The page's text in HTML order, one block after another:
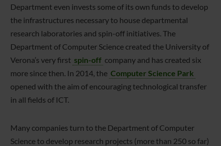
Department even invests some of its own funds to develop
the infrastructures necessary to house departmental
research laboratories and spin-off initiatives. The
Department of Computer Science created the University of
Verona’s very first spin-off company and has created six
more since then. In 2014, the Computer Science Park
opened with the aim of encouraging technological transfer
in all fields of ICT.
Many companies turn to the Department of Computer
Science to develop research projects (more than 250 so far)